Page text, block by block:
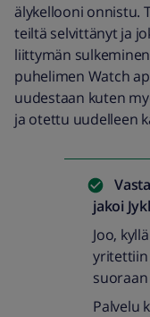
älykellooni onnistu.
teiltä selvittänyt ja
liittymän
puhelimen Watch
uudestaan kuten
ja otettu uudelleen
jakoi
Joo,
yritettiin
Palvelu